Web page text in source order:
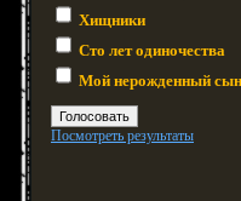
Хищники
Сто лет одиночества
Мой нерожденный сын
Посмотреть результаты